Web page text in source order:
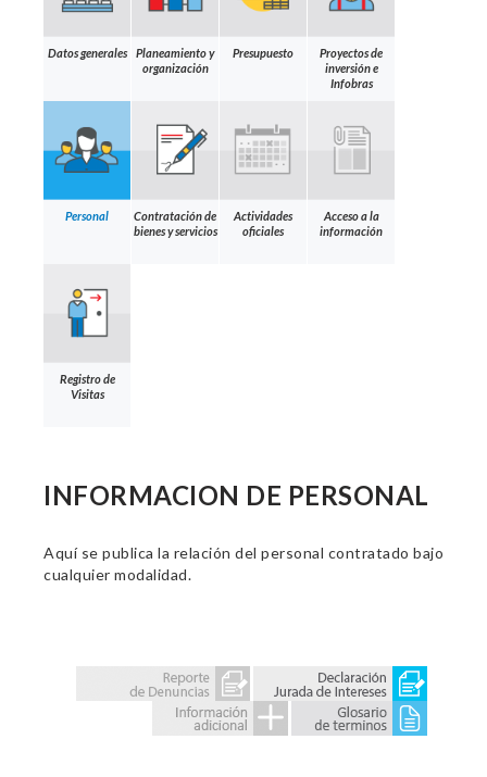
Datos generales
Planeamiento y
organización
Presupuesto
Proyectos de
inversión e
Infobras
Personal
Contratación de
bienes y servicios
Actividades
oficiales
Acceso a la
información
Registro de
Visitas
INFORMACION DE PERSONAL
Aquí se publica la relación del personal contratado bajo
cualquier modalidad.